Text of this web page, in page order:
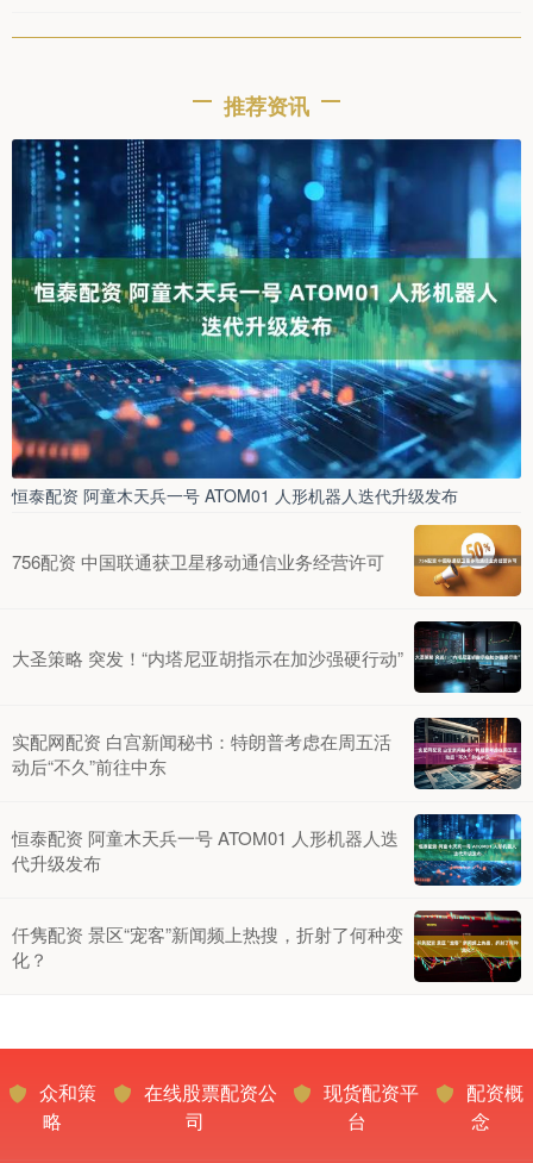
推荐资讯
恒泰配资 阿童木天兵一号 ATOM01 人形机器人迭代升级发布
756配资 中国联通获卫星移动通信业务经营许可
大圣策略 突发！“内塔尼亚胡指示在加沙强硬行动”
实配网配资 白宫新闻秘书：特朗普考虑在周五活
动后“不久”前往中东
恒泰配资 阿童木天兵一号 ATOM01 人形机器人迭
代升级发布
仟隽配资 景区“宠客”新闻频上热搜，折射了何种变
化？
众和策
略
在线股票配资公
司
现货配资平
台
配资概
念